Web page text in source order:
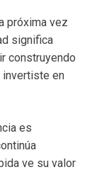
próxima vez
significa
construyendo
invertiste en
es
ve su valor